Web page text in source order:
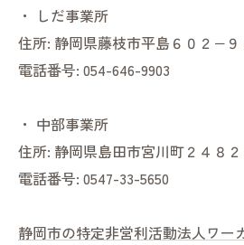
・
しだ事業所
住所: 静岡県藤枝市平島６０２−９
電話番号: 054-646-9903
・ 中部事業所
住所: 静岡県島田市宮川町２４８
電話番号: 0547-33-5650
静岡市の特定非営利活動法人ワー